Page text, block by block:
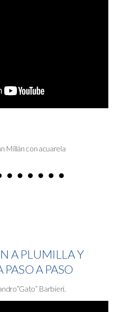
Millán con acuarela
A PLUMILLA Y
PASO A PASO
Barbieri.